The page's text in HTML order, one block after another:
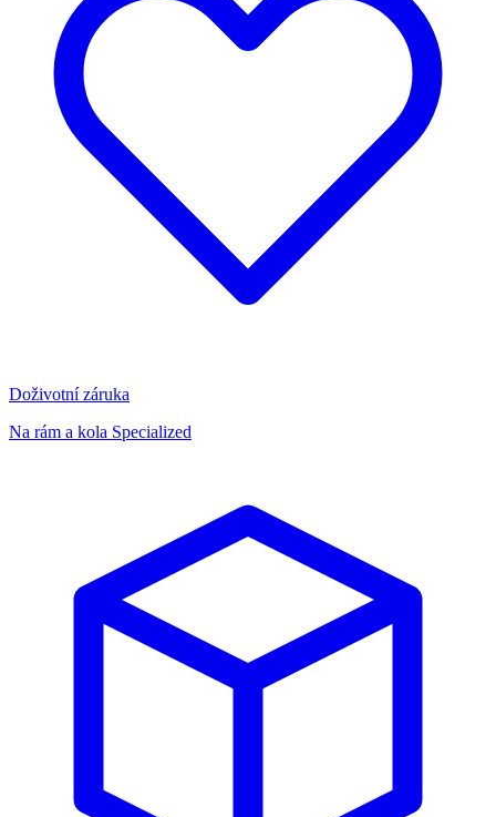
Doživotní záruka
Na rám a kola Specialized